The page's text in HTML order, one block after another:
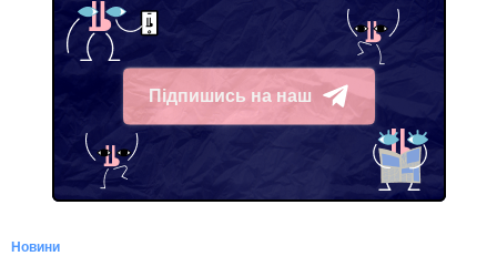
Підпишись на наш
Telegram
Новини